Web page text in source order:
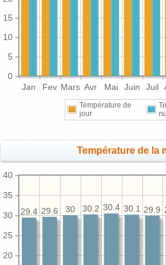
Jan Fev Mars Avr Mai Juin Juil
0
5
10
15
Température de
jour
Température de la
20
25
30
35
40
29.9
30.1
30.4
30.2
30
29.6
29.4